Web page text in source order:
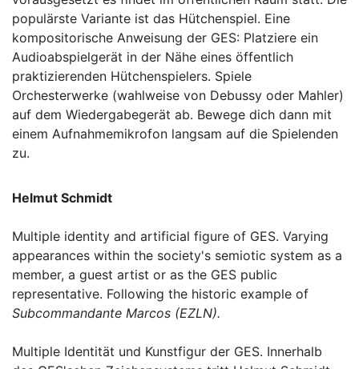
populärste Variante ist das Hütchenspiel. Eine
kompositorische Anweisung der GES: Platziere ein
Audioabspielgerät in der Nähe eines öffentlich
praktizierenden Hütchenspielers. Spiele
Orchesterwerke (wahlweise von Debussy oder Mahler)
auf dem Wiedergabegerät ab. Bewege dich dann mit
einem Aufnahmemikrofon langsam auf die Spielenden
zu.
Helmut Schmidt
Multiple identity and artificial figure of GES. Varying
appearances within the society's semiotic system as a
member, a guest artist or as the GES public
representative. Following the historic example of
Subcommandante Marcos (EZLN).
Multiple Identität und Kunstfigur der GES. Innerhalb